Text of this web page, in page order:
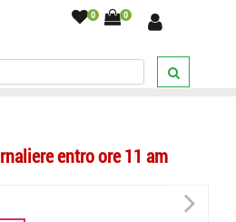
0 0
col uomo/vint style/Ascot seta uomo
col seta silk soie seide sciarpa
/
entro ore 11 am
>